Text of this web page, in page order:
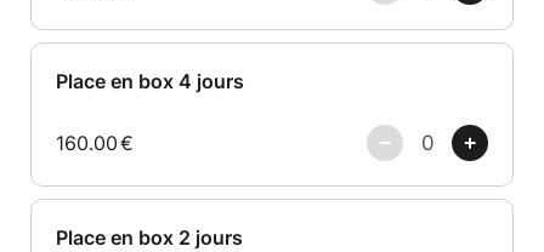
Place en box 4 jours
160.00€
Place en box 2 jours